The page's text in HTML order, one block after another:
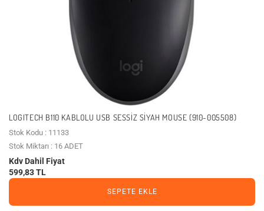
LOGITECH B110 KABLOLU USB SESSIZ SIYAH MOUSE (910-005508)
Stok Kodu : 11133
Stok Miktarı : 16 ADET
Kdv Dahil Fiyat
599,83 TL
SEPETE EKLE